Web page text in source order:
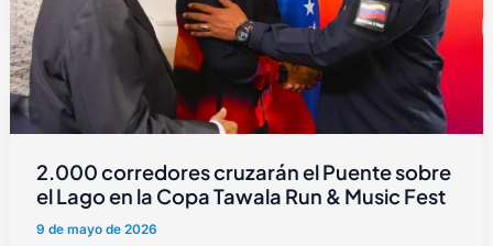
2.000 corredores cruzarán el Puente sobre
el Lago en la Copa Tawala Run & Music Fest
9 de mayo de 2026